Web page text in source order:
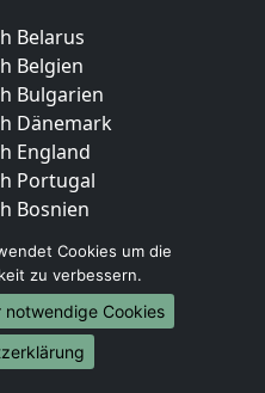
Belarus
Belgien
Bulgarien
Dänemark
England
Portugal
Bosnien
Irland
Lettland
Zypern
Kroatien
Cookies um die
zu verbessern.
notwendige Cookies